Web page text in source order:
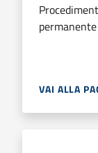
permanente
VAI ALLA